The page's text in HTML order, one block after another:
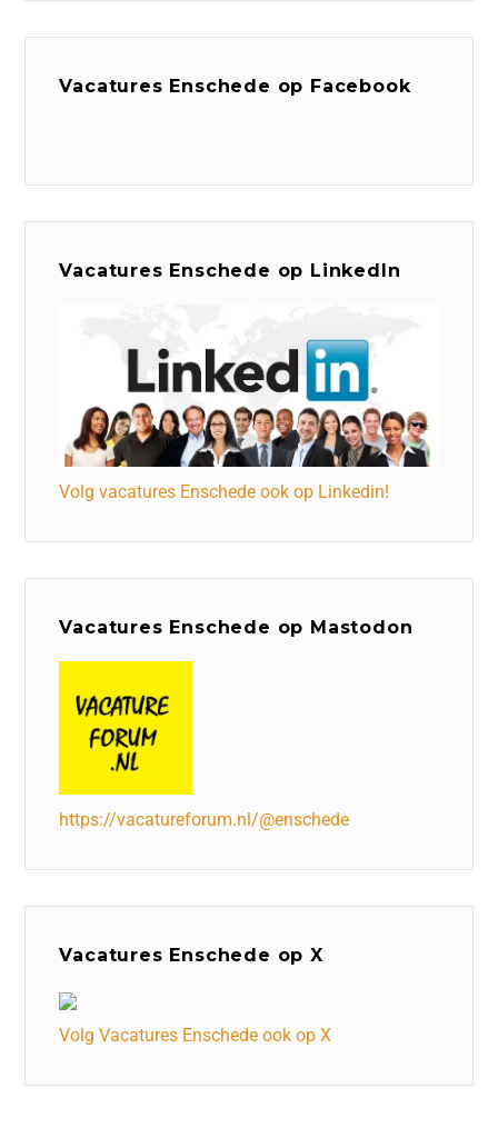
Vacatures Enschede op Facebook
Vacatures Enschede op LinkedIn
Volg vacatures Enschede ook op Linkedin!
Vacatures Enschede op Mastodon
https://vacatureforum.nl/@enschede
Vacatures Enschede op X
Volg Vacatures Enschede ook op X